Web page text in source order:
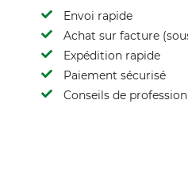
Envoi rapide
Achat sur facture
Expédition rapide
Paiement sécurisé
Conseils de